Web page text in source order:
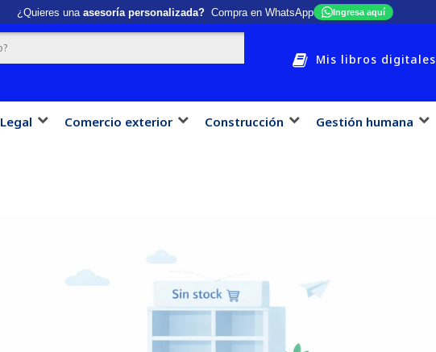
¿Quieres una asesoría personalizada?Compra en WhatsApp Ingresa aquí
Mis libros digitales
Legal Comercio exterior Construcción Gestión humana